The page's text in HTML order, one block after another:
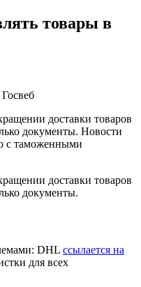
товары в
Госвеб
доставки товаров
документы. Новости
с таможенными
доставки товаров
документы.
DHL ссылается на
для всех